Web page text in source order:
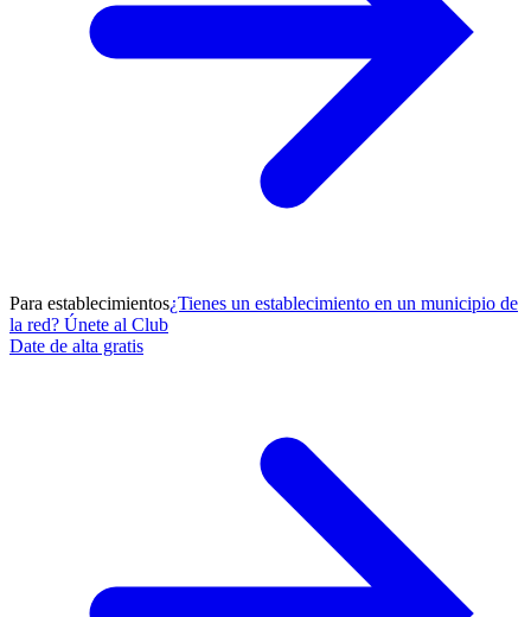
Para establecimientos¿Tienes un establecimiento en un municipio de
la red? Únete al Club
Date de alta gratis